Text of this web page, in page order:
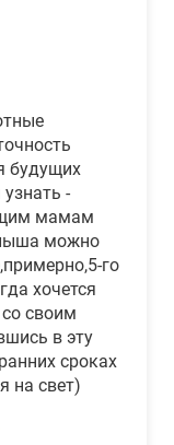
будущих
-
мамам
можно
го
хочется
своим
в эту
сроках
на свет)